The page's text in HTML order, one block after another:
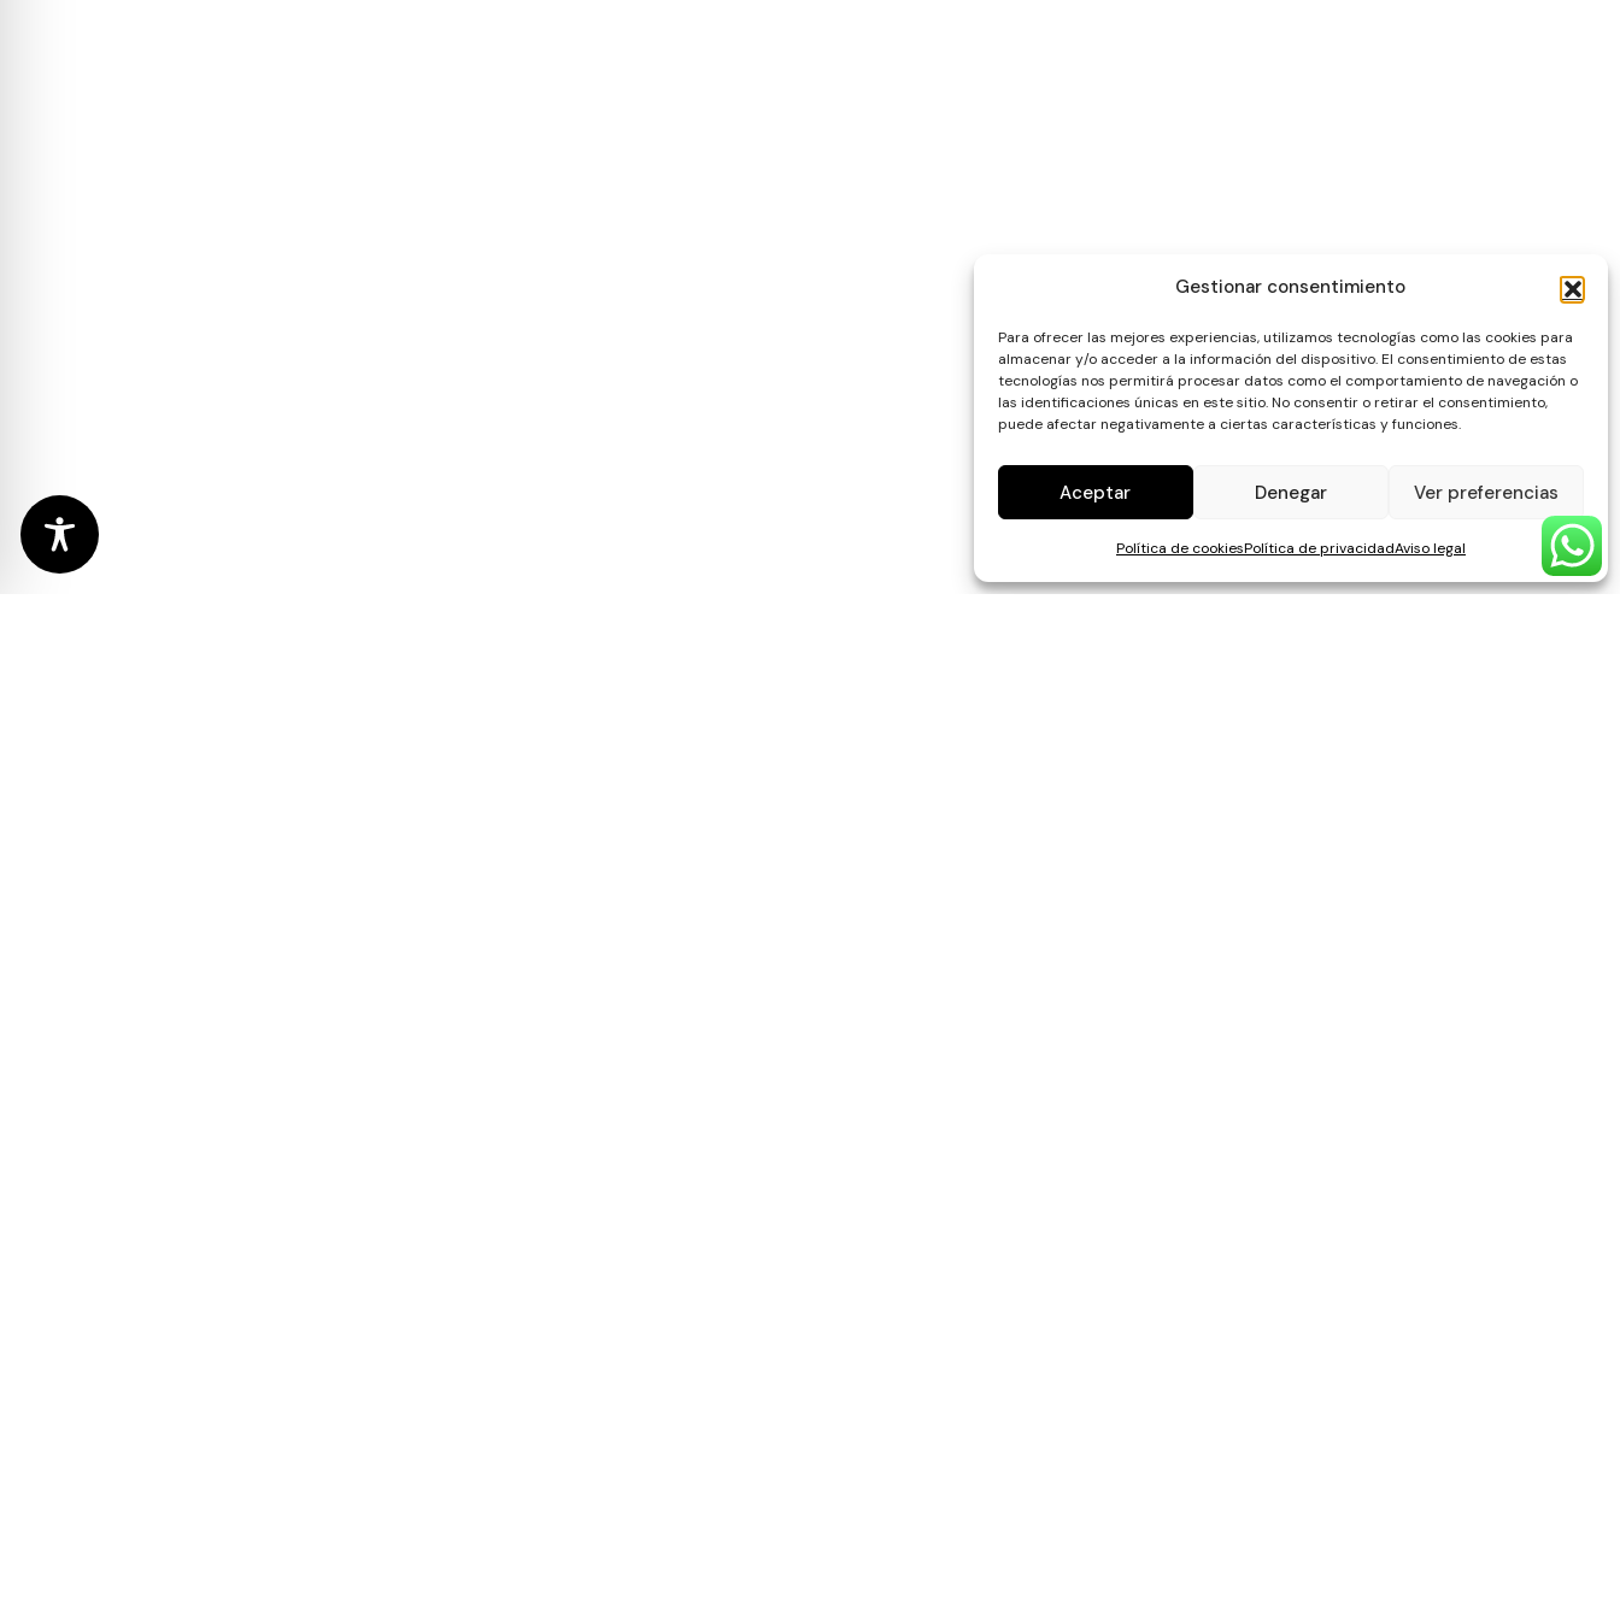
Gestionar consentimiento
Para ofrecer las mejores experiencias, utilizamos tecnologías como las cookies para
almacenar y/o acceder a la información del dispositivo. El consentimiento de estas
tecnologías nos permitirá procesar datos como el comportamiento de navegación o
las identificaciones únicas en este sitio. No consentir o retirar el consentimiento,
puede afectar negativamente a ciertas características y funciones.
Aceptar Denegar Ver preferencias
Política de cookiesPolítica de privacidadAviso legal